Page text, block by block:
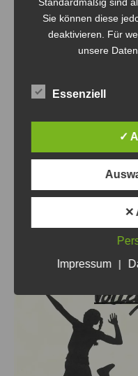
Sie können diese
deaktivieren. Für
unsere
Essenziell
✓
✕
Impressum
|